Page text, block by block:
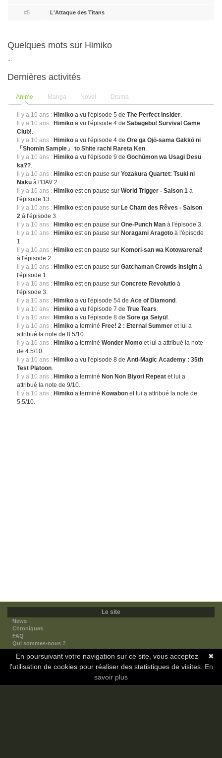
#5 L'Attaque des Titans
Quelques mots sur Himiko
Dernières activités
Anime Manga Novel Drama
Il y a 10 ans : Himiko a vu l'épisode 5 deThe Perfect Insider.
Il y a 10 ans : Himiko a vu l'épisode 4 deSabagebu! Survival Game
Club!.
Il y a 10 ans : Himiko a vu l'épisode 4 deOre ga Ojō-sama Gakkō ni
「Shomin Sample」 to Shite rachi Rareta Ken.
Il y a 10 ans : Himiko a vu l'épisode 9 deGochūmon wa Usagi Desu
ka??.
Il y a 10 ans : Himiko est en pause surYozakura Quartet: Tsuki ni
Naku à l'OAV 2.
Il y a 10 ans : Himiko est en pause surWorld Trigger - Saison 1 à
l'épisode 13.
Il y a 10 ans : Himiko est en pause sur Le Chant des Rêves - Saison
2 à l'épisode 3.
Il y a 10 ans : Himiko est en pause surOne-Punch Man à l'épisode 3.
Il y a 10 ans : Himiko est en pause sur Noragami Aragoto à l'épisode
1.
Il y a 10 ans : Himiko est en pause sur Komori-san wa Kotowarenai!
à l'épisode 2.
Il y a 10 ans : Himiko est en pause surGatchaman Crowds Insight à
l'épisode 1.
Il y a 10 ans : Himiko est en pause surConcrete Revolutio à
l'épisode 3.
Il y a 10 ans : Himiko a vu l'épisode 54 deAce of Diamond .
Il y a 10 ans : Himiko a vu l'épisode 7 deTrue Tears.
Il y a 10 ans : Himiko a vu l'épisode 8 deSore ga Seiyū!.
Il y a 10 ans : Himiko a terminé Free! 2 : Eternal Summer et lui a
attribué la note de 8.5/10.
Il y a 10 ans : Himiko a terminéWonder Momo et lui a attribué la note
de 4.5/10.
Il y a 10 ans : Himiko a vu l'épisode 8 deAnti-Magic Academy : 35th
Test Platoon.
Il y a 10 ans : Himiko a terminé Non Non Biyori Repeat et lui a
attribué la note de 9/10.
Il y a 10 ans : Himiko a terminé Kowabon et lui a attribué la note de
5.5/10.
Le site
News
Chroniques
FAQ
Qui sommes-nous ?
Nos partenaires
Faites-nous connaitre
Nous contacter
✖
En poursuivant votre navigation sur ce site, vous acceptez
l'utilisation de cookies pour réaliser des statistiques de visites. En
savoir plus